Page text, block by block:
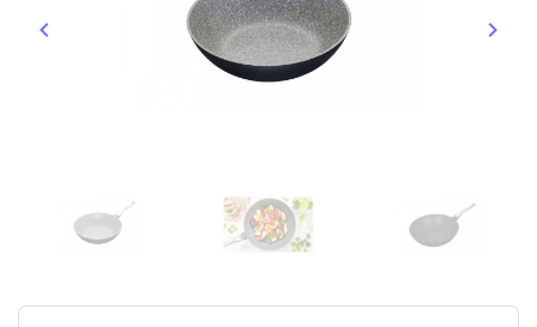
Précédent
keyboard_arrow_left keyboard_arrow_right